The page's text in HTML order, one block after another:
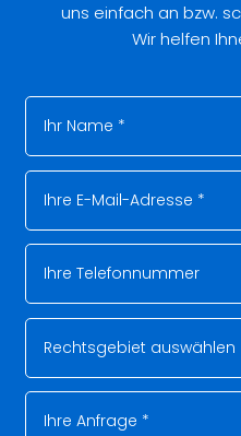
uns einfach an bzw.
Wir helfen